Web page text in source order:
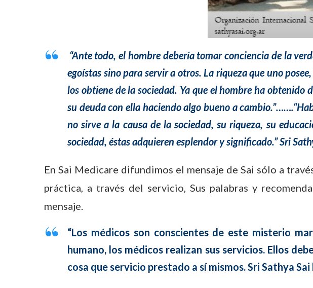
“Ante todo, el hombre debería tomar conciencia de la
egoístas sino para servir a otros. La riqueza que uno
los obtiene de la sociedad. Ya que el hombre ha obtenido
su deuda con ella haciendo algo bueno a
no sirve a la causa de la sociedad, su riqueza, su
sociedad, éstas adquieren esplendor y significado.” Sri
En Sai Medicare difundimos el mensaje de Sai sólo a
práctica, a través del servicio, Sus palabras y
mensaje.
“Los médicos son conscientes de este misterio
humano, los médicos realizan sus servicios. Ellos
cosa que servicio prestado a sí mismos. Sri Sathya Sai